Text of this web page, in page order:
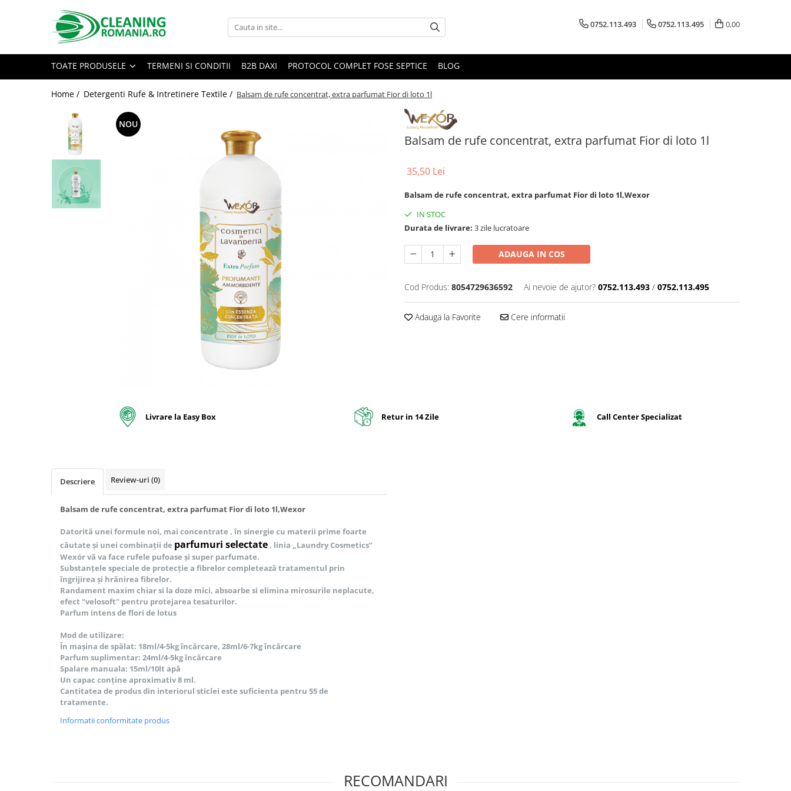
Toate Produsele
Curatenie & Intretinere Casa
Detergenti si solutii concentrate
pentru pardoseli
Detergenti si solutii universale
Detergenti si solutii pentru geam
Detergenti si solutii pentru
suprafete de lemn si mobila
Detergenti si solutii pentru baie
Articole complementare
Articole Menaj & Accesorii pentru
Bureti pentru vase si bucatarie
Absorbanti umiditate si
neutralizatori miros
frigider/congelator
Saci si manusi menaj, folii
alimentare si hartie de copt
Hartie si servetele
Mopuri,seturi cu mop si accesorii
Maturi,farase si galeti simple/cu
Manere si cozi pentru maturi si
0752.113.493 0752.113.495 0,00
TOATE PRODUSELE TERMENI SI CONDITII B2B DAXI PROTOCOL COMPLET FOSE SEPTICE BLOG
Home / Detergenti Rufe & Intretinere Textile / Balsam de rufe concentrat, extra parfumat Fior di loto 1l
Balsam de rufe concentrat, extra parfumat Fior di loto 1l
NOU
35,50 Lei
Balsam de rufe concentrat, extra parfumat Fior di loto 1l,Wexor
IN STOC
Durata de livrare: 3 zile lucratoare
ADAUGA IN COS
Cod Produs: 8054729636592 Ai nevoie de ajutor? 0752.113.493 / 0752.113.495
Adauga la Favorite Cere informatii
Livrare la Easy Box Retur in 14 Zile Call Center Specializat
Descriere Review-uri (0)
Balsam de rufe concentrat, extra parfumat Fior di loto 1l,Wexor
Datorită unei formule noi, mai concentrate , în sinergie cu materii prime foarte
căutate și unei combinații de parfumuri selectate, linia „Laundry Cosmetics”
Wexór vă va face rufele pufoase și super parfumate.
Substanțele speciale de protecție a fibrelorcompletează tratamentul prin
îngrijirea și hrănirea fibrelor.
Randament maxim chiar si la doze mici, absoarbe si elimina mirosurile neplacute,
efect "velosoft" pentru protejarea tesaturilor.
Parfum intens de flori de lotus
Mod de utilizare:
În mașina de spălat: 18ml/4-5kg încărcare, 28ml/6-7kg încărcare
Parfum suplimentar: 24ml/4-5kg încărcare
Spalare manuala: 15ml/10lt apă
Un capac conține aproximativ 8 ml.
Cantitatea de produs din interiorul sticlei este suficienta pentru 55 de
tratamente.
Informatii conformitate produs
RECOMANDARI